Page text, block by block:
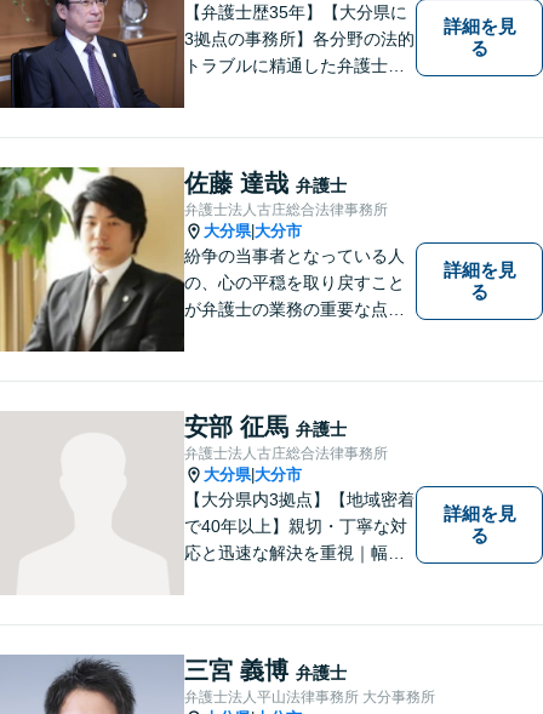
【弁護士歴35年】【大分県に
3拠点の事務所】各分野の法的
トラブルに精通した弁護士で
します。お気軽に相談しやす
いアットホームな雰囲気の事
務所です。
詳細を見
る
佐藤 達哉 弁護士
弁護士法人古庄総合法律事務所
大分県|大分市
紛争の当事者となっている人
の、心の平穏を取り戻すこと
が弁護士の業務の重要な点と
詳細を見
る
安部 征馬 弁護士
弁護士法人古庄総合法律事務所
大分県|大分市
【大分県内3拠点】【地域密着
で40年以上】親切・丁寧な対
応と迅速な解決を重視｜幅広
ら最善の解決を目指します
【別府・杵築にも拠点】
詳細を見
る
三宮 義博 弁護士
弁護士法人平山法律事務所 大分事務所